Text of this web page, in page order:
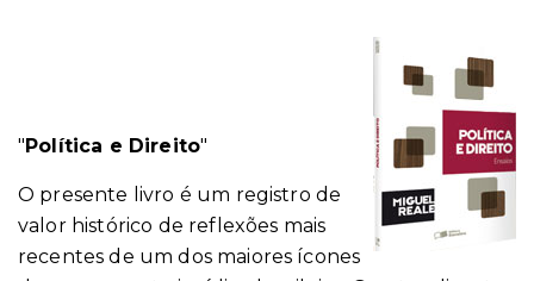
"Política e Direito"
O presente livro é um registro de
valor histórico de reflexões mais
recentes de um dos maiores ícones